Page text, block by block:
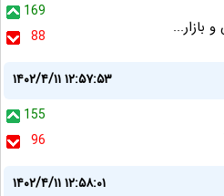
169
88
بازار...
۱۴۰۲/۴/۱۱ ۱۲:۵۷:۵۳
155
96
۱۴۰۲/۴/۱۱ ۱۲:۵۸:۰۱